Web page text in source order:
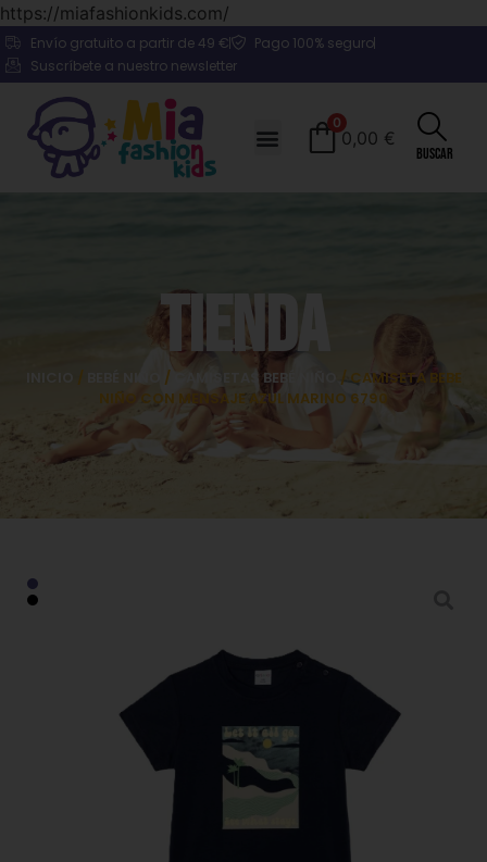
https://miafashionkids.com/
Envío gratuito a partir de 49 €
Pago 100% seguro
Suscríbete a nuestro newsletter
0
0,00 €
Buscar
Tienda
/ / CAMISETAS BEBÉ NIÑO
/ CAMISETA BEBE
NIÑO CON MENSAJE AZUL MARINO 6790